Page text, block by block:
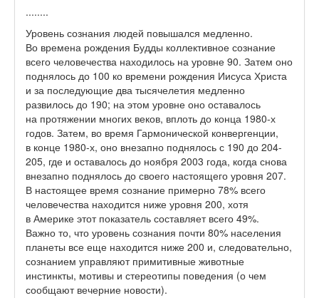
........
Уровень сознания людей повышался медленно.
Во времена рождения Будды коллективное сознание
всего человечества находилось на уровне 90. Затем оно
поднялось до 100 ко времени рождения Иисуса Христа
и за последующие два тысячелетия медленно
развилось до 190; на этом уровне оно оставалось
на протяжении многих веков, вплоть до конца 1980-х
годов. Затем, во время Гармонической конвергенции,
в конце 1980-х, оно внезапно поднялось с 190 до 204-
205, где и оставалось до ноября 2003 года, когда снова
внезапно поднялось до своего настоящего уровня 207.
В настоящее время сознание примерно 78% всего
человечества находится ниже уровня 200, хотя
в Америке этот показатель составляет всего 49%.
Важно то, что уровень сознания почти 80% населения
планеты все еще находится ниже 200 и, следовательно,
сознанием управляют примитивные животные
инстинкты, мотивы и стереотипы поведения (о чем
сообщают вечерние новости).